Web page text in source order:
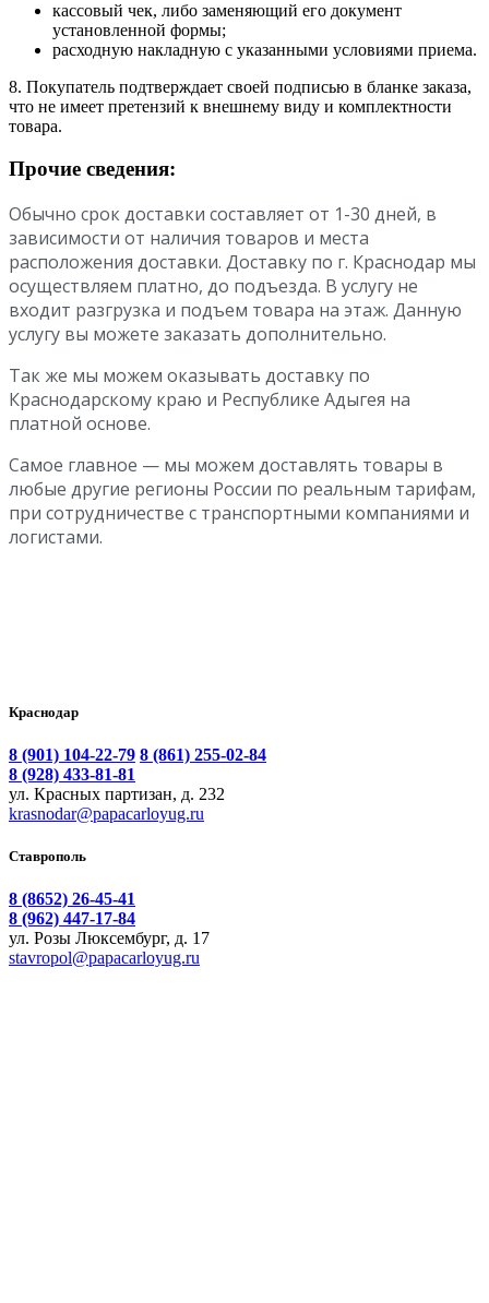
кассовый чек, либо заменяющий его документ
установленной формы;
расходную накладную с указанными условиями приема.
8. Покупатель подтверждает своей подписью в бланке заказа,
что не имеет претензий к внешнему виду и комплектности
товара.
Прочие сведения:
Обычно срок доставки составляет от 1-30 дней, в
зависимости от наличия товаров и места
расположения доставки. Доставку по г. Краснодар мы
осуществляем платно, до подъезда. В услугу не
входит разгрузка и подъем товара на этаж. Данную
услугу вы можете заказать дополнительно.
Так же мы можем оказывать доставку по
Краснодарскому краю и Республике Адыгея на
платной основе.
Самое главное — мы можем доставлять товары в
любые другие регионы России по реальным тарифам,
при сотрудничестве с транспортными компаниями и
логистами.
Краснодар
8 (901) 104-22-79 8 (861) 255-02-84
8 (928) 433-81-81
ул. Красных партизан, д. 232
krasnodar@papacarloyug.ru
Ставрополь
8 (8652) 26-45-41
8 (962) 447-17-84
ул. Розы Люксембург, д. 17
stavropol@papacarloyug.ru